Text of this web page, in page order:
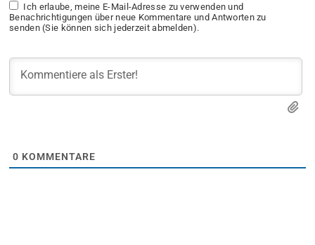
Ich erlaube, meine E-Mail-Adresse zu verwenden und
Benachrichtigungen über neue Kommentare und Antworten zu
senden (Sie können sich jederzeit abmelden).
0 KOMMENTARE